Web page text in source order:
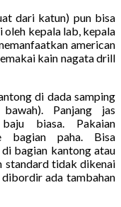
dari katun) pun bisa
kepala lab, kepala
american
kain nagata drill
di dada samping
Panjang jas
biasa. Pakaian
bagian paha. Bisa
bagian kantong atau
standard tidak dikenai
ada tambahan